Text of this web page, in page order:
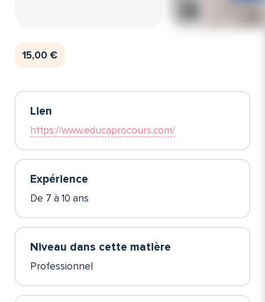
15,00 €
Lien
https://www.educaprocours.com/
Expérience
De 7 à 10 ans
Niveau dans cette matière
Professionnel